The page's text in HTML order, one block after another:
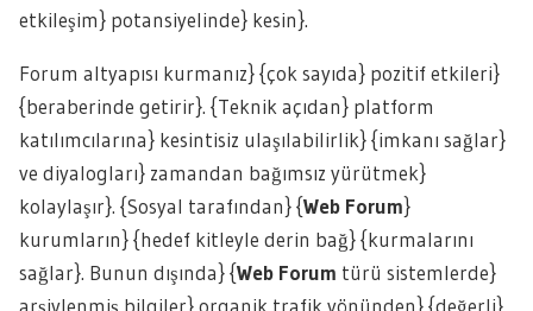
etkileşim} potansiyelinde} kesin}.
Forum altyapısı kurmanız} {çok sayıda} pozitif etkileri}
{beraberinde getirir}. {Teknik açıdan} platform
katılımcılarına} kesintisiz ulaşılabilirlik} {imkanı sağlar}
ve diyalogları} zamandan bağımsız yürütmek}
kolaylaşır}. {Sosyal tarafından} {Web Forum}
kurumların} {hedef kitleyle derin bağ} {kurmalarını
sağlar}. Bunun dışında} {Web Forum türü sistemlerde}
arşivlenmiş bilgiler} organik trafik yönünden} {değerli}